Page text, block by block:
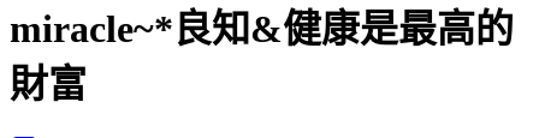
miracle~*良知&健康是最高的
財富